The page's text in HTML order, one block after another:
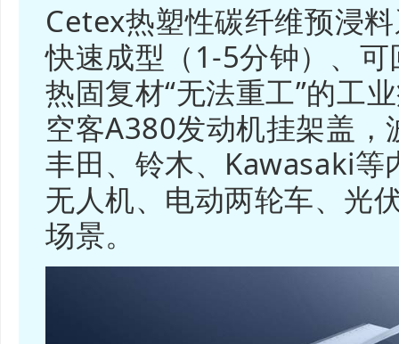
Cetex热塑性碳纤维预浸
快速成型（1-5分钟）、
热固复材“无法重工”的工
空客A380发动机挂架盖
丰田、铃木、Kawasaki等
无人机、电动两轮车、光
场景。